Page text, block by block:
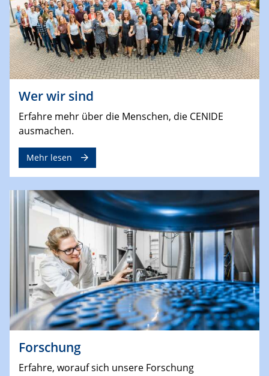
Wer wir sind
Erfahre mehr über die Menschen, die CENIDE
ausmachen.
Mehr lesen
Forschung
Erfahre, worauf sich unsere Forschung